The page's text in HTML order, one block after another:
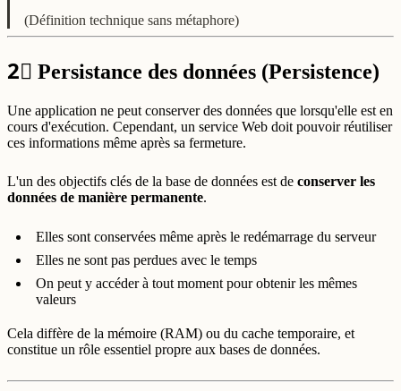
(Définition technique sans métaphore)
2⃣ Persistance des données (Persistence)
Une application ne peut conserver des données que lorsqu'elle est en
cours d'exécution. Cependant, un service Web doit pouvoir réutiliser
ces informations même après sa fermeture.
L'un des objectifs clés de la base de données est de conserver les
données de manière permanente.
Elles sont conservées même après le redémarrage du serveur
Elles ne sont pas perdues avec le temps
On peut y accéder à tout moment pour obtenir les mêmes
valeurs
Cela diffère de la mémoire (RAM) ou du cache temporaire, et
constitue un rôle essentiel propre aux bases de données.